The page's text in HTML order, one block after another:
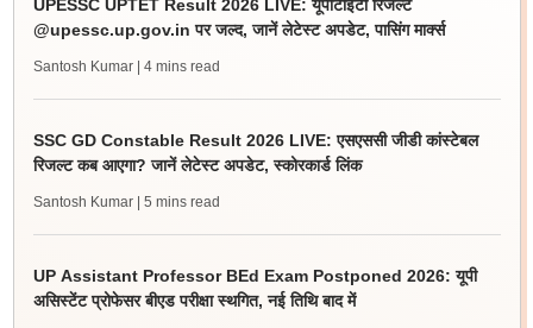
UPESSC UPTET Result 2026 LIVE: यूपीटीईटी रिजल्ट
@upessc.up.gov.in पर जल्द, जानें लेटेस्ट अपडेट, पासिंग मार्क्स
Santosh Kumar | 4 mins read
SSC GD Constable Result 2026 LIVE: एसएससी जीडी कांस्टेबल
रिजल्ट कब आएगा? जानें लेटेस्ट अपडेट, स्कोरकार्ड लिंक
Santosh Kumar | 5 mins read
UP Assistant Professor BEd Exam Postponed 2026: यूपी
असिस्टेंट प्रोफेसर बीएड परीक्षा स्थगित, नई तिथि बाद में